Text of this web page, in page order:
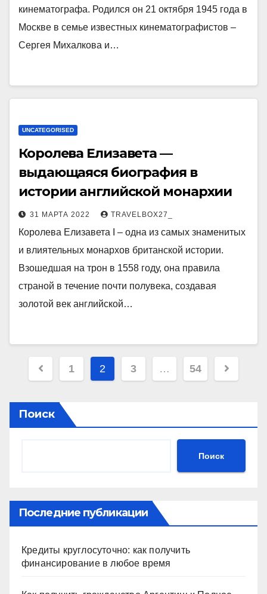
кинематографа. Родился он 21 октября 1945 года в
Москве в семье известных кинематографистов –
Сергея Михалкова и…
UNCATEGORISED
Королева Елизавета —
выдающаяся биография в
истории английской монархии
31 МАРТА 2022 TRAVELBOX27_
Королева Елизавета I – одна из самых знаменитых
и влиятельных монархов британской истории.
Взошедшая на трон в 1558 году, она правила
страной в течение почти полувека, создавая
золотой век английской…
Пагинация
1 2 3 … 54
Поиск
Поиск
Последние публикации
Кредиты круглосуточно: как получить
финансирование в любое время